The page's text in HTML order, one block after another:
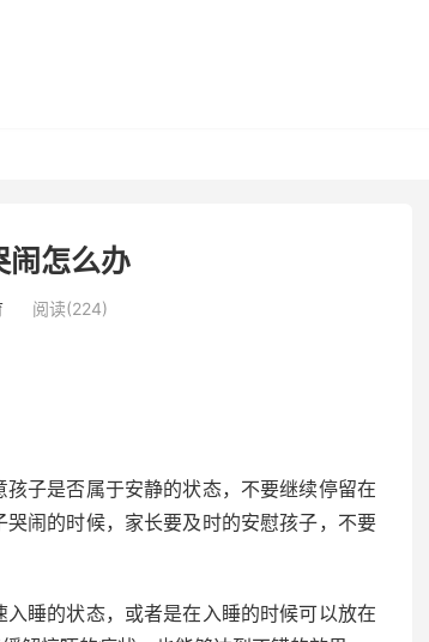
闹怎么办
阅读(224)
子是否属于安静的状态，不要继续停留在
闹的时候，家长要及时的安慰孩子，不要
睡的状态，或者是在入睡的时候可以放在